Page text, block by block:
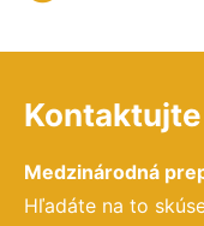
Medzinárodná
Hľadáte na to